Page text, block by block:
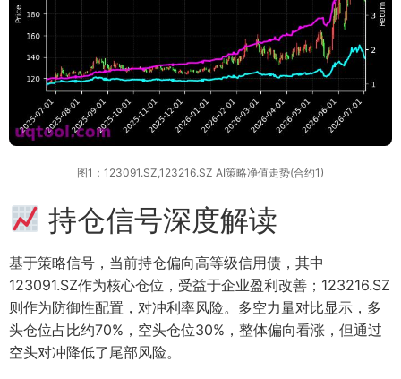
图1：123091.SZ,123216.SZ AI策略净值走势(合约1)
持仓信号深度解读
基于策略信号，当前持仓偏向高等级信用债，其中
123091.SZ作为核心仓位，受益于企业盈利改善；123216.SZ
则作为防御性配置，对冲利率风险。多空力量对比显示，多
头仓位占比约70%，空头仓位30%，整体偏向看涨，但通过
空头对冲降低了尾部风险。